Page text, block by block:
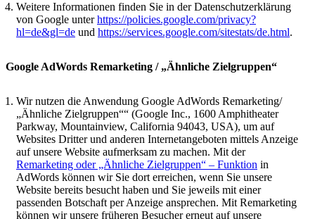
Weitere Informationen finden Sie in der Datenschutzerklärung
von Google unterhttps://policies.google.com/privacy?
hl=de&gl=de und https://services.google.com/sitestats/de.html.
Google AdWords Remarketing / „Ähnliche Zielgruppen“
Wir nutzen die Anwendung Google AdWords Remarketing/
„Ähnliche Zielgruppen““ (Google Inc., 1600 Amphitheater
Parkway, Mountainview, California 94043, USA), um auf
Websites Dritter und anderen Internetangeboten mittels Anzeige
auf unsere Website aufmerksam zu machen. Mit der
Remarketing oder „Ähnliche Zielgruppen“ – Funktion in
AdWords können wir Sie dort erreichen, wenn Sie unsere
Website bereits besucht haben und Sie jeweils mit einer
passenden Botschaft per Anzeige ansprechen. Mit Remarketing
können wir unsere früheren Besucher erneut auf unsere